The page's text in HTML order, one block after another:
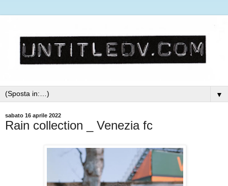
▼
sabato 16 aprile 2022
Rain collection _ Venezia fc